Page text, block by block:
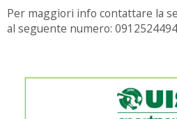
Per maggiori info contattare la
al seguente numero: